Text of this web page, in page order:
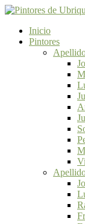
Inicio
Pintores